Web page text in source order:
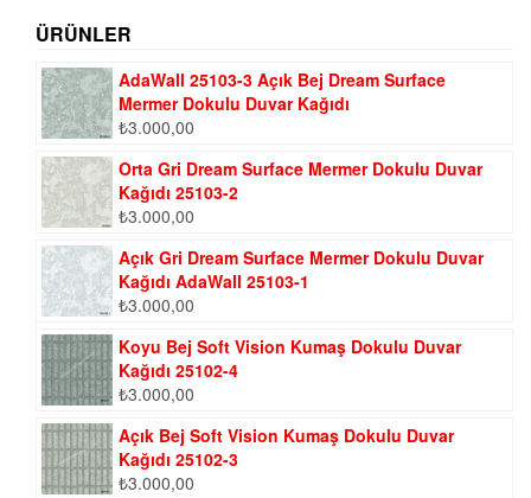
ÜRÜNLER
AdaWall 25103-3 Açık Bej Dream Surface
Mermer Dokulu Duvar Kağıdı
₺3.000,00
Orta Gri Dream Surface Mermer Dokulu Duvar
Kağıdı 25103-2
₺3.000,00
Açık Gri Dream Surface Mermer Dokulu Duvar
Kağıdı AdaWall 25103-1
₺3.000,00
Koyu Bej Soft Vision Kumaş Dokulu Duvar
Kağıdı 25102-4
₺3.000,00
Açık Bej Soft Vision Kumaş Dokulu Duvar
Kağıdı 25102-3
₺3.000,00